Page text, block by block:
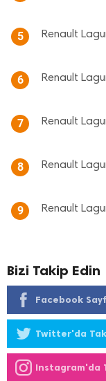
5 Renault
6 Renault
7 Renault
8 Renault
9 Renault
Bizi Takip Edin
Facebook
Twitter'da
Instagram'da